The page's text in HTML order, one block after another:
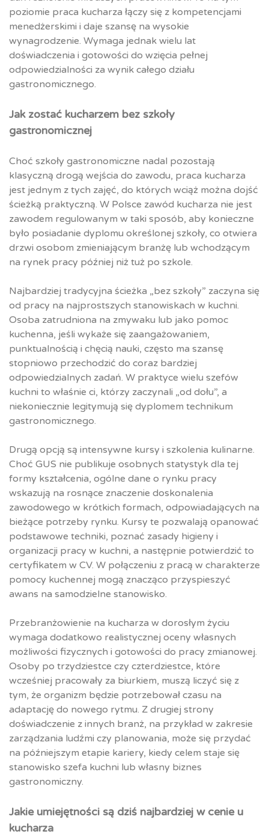
poziomie praca kucharza łączy się z kompetencjami
menedżerskimi i daje szansę na wysokie
wynagrodzenie. Wymaga jednak wielu lat
doświadczenia i gotowości do wzięcia pełnej
odpowiedzialności za wynik całego działu
gastronomicznego.
Jak zostać kucharzem bez szkoły
gastronomicznej
Choć szkoły gastronomiczne nadal pozostają
klasyczną drogą wejścia do zawodu, praca kucharza
jest jednym z tych zajęć, do których wciąż można dojść
ścieżką praktyczną. W Polsce zawód kucharza nie jest
zawodem regulowanym w taki sposób, aby konieczne
było posiadanie dyplomu określonej szkoły, co otwiera
drzwi osobom zmieniającym branżę lub wchodzącym
na rynek pracy później niż tuż po szkole.
Najbardziej tradycyjna ścieżka „bez szkoły” zaczyna się
od pracy na najprostszych stanowiskach w kuchni.
Osoba zatrudniona na zmywaku lub jako pomoc
kuchenna, jeśli wykaże się zaangażowaniem,
punktualnością i chęcią nauki, często ma szansę
stopniowo przechodzić do coraz bardziej
odpowiedzialnych zadań. W praktyce wielu szefów
kuchni to właśnie ci, którzy zaczynali „od dołu”, a
niekoniecznie legitymują się dyplomem technikum
gastronomicznego.
Drugą opcją są intensywne kursy i szkolenia kulinarne.
Choć GUS nie publikuje osobnych statystyk dla tej
formy kształcenia, ogólne dane o rynku pracy
wskazują na rosnące znaczenie doskonalenia
zawodowego w krótkich formach, odpowiadających na
bieżące potrzeby rynku. Kursy te pozwalają opanować
podstawowe techniki, poznać zasady higieny i
organizacji pracy w kuchni, a następnie potwierdzić to
certyfikatem w CV. W połączeniu z pracą w charakterze
pomocy kuchennej mogą znacząco przyspieszyć
awans na samodzielne stanowisko.​
Przebranżowienie na kucharza w dorosłym życiu
wymaga dodatkowo realistycznej oceny własnych
możliwości fizycznych i gotowości do pracy zmianowej.
Osoby po trzydziestce czy czterdziestce, które
wcześniej pracowały za biurkiem, muszą liczyć się z
tym, że organizm będzie potrzebował czasu na
adaptację do nowego rytmu. Z drugiej strony
doświadczenie z innych branż, na przykład w zakresie
zarządzania ludźmi czy planowania, może się przydać
na późniejszym etapie kariery, kiedy celem staje się
stanowisko szefa kuchni lub własny biznes
gastronomiczny.
Jakie umiejętności są dziś najbardziej w cenie u
kucharza